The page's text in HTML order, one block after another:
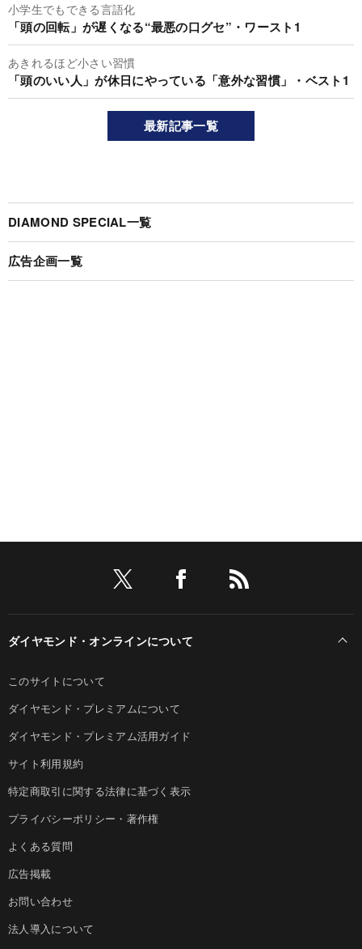
小学生でもできる言語化
「頭の回転」が遅くなる“最悪の口グセ”・ワースト1
あきれるほど小さい習慣
「頭のいい人」が休日にやっている「意外な習慣」・ベスト1
最新記事一覧
DIAMOND SPECIAL一覧
広告企画一覧
ダイヤモンド・オンラインについて
このサイトについて
ダイヤモンド・プレミアムについて
ダイヤモンド・プレミアム活用ガイド
サイト利用規約
特定商取引に関する法律に基づく表示
プライバシーポリシー・著作権
よくある質問
広告掲載
お問い合わせ
法人導入について